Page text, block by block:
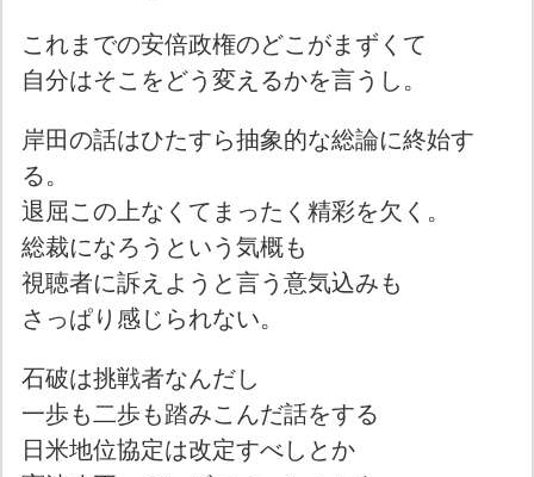
これまでの安倍政権のどこがまずくて
自分はそこをどう変えるかを言うし。
岸田の話はひたすら抽象的な総論に終始す
る。
退屈この上なくてまったく精彩を欠く。
総裁になろうという気概も
視聴者に訴えようと言う意気込みも
さっぱり感じられない。
石破は挑戦者なんだし
一歩も二歩も踏みこんだ話をする
日米地位協定は改定すべしとか